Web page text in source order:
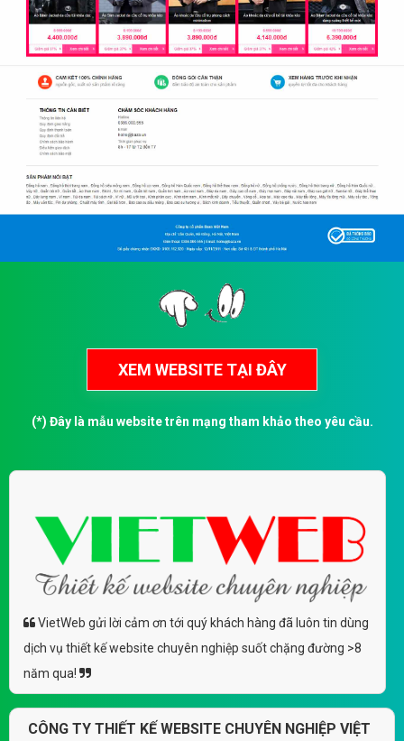
(*) Đây là mẫu website trên mạng tham khảo theo yêu cầu.
VietWeb gửi lời cảm ơn tới quý khách hàng đã luôn tin dùng
dịch vụ thiết kế website chuyên nghiệp suốt chặng đường >8
năm qua!
CÔNG TY THIẾT KẾ WEBSITE CHUYÊN NGHIỆP VIỆT